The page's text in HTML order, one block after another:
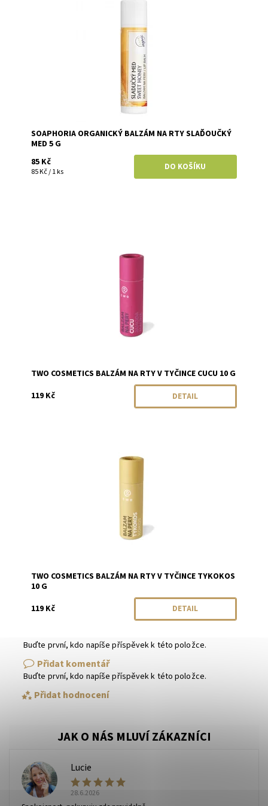
SOAPHORIA ORGANICKÝ BALZÁM NA RTY SLAĎOUČKÝ
MED 5 G
85 Kč
85 Kč / 1 ks
TWO COSMETICS BALZÁM NA RTY V TYČINCE CUCU 10 G
119 Kč
DETAIL
TWO COSMETICS BALZÁM NA RTY V TYČINCE TYKOKOS
10 G
119 Kč
DETAIL
Buďte první, kdo napíše příspěvek k této položce.
Přidat komentář
Buďte první, kdo napíše příspěvek k této položce.
Přidat hodnocení
L
Lucie
28.6.2026